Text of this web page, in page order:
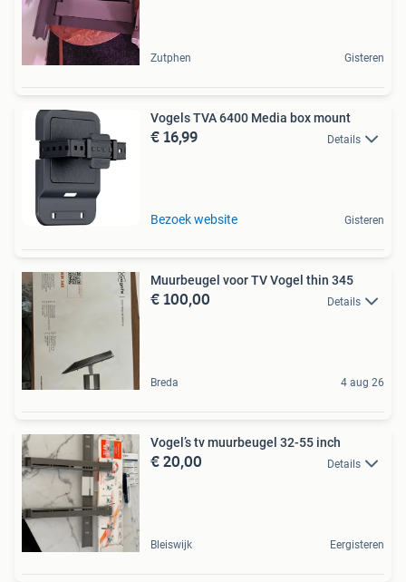
Zutphen Gisteren
Vogels TVA 6400 Media box mount
€ 16,99 Details
Bezoek website Gisteren
Muurbeugel voor TV Vogel thin 345
€ 100,00 Details
Breda 4 aug 26
Vogel’s tv muurbeugel 32-55 inch
€ 20,00 Details
Bleiswijk Eergisteren